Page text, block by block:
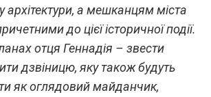
архітектури, а мешканцям міста
до цієї історичної події.
отця Геннадія – звести
дзвіницю, яку також будуть
як оглядовий майданчик,